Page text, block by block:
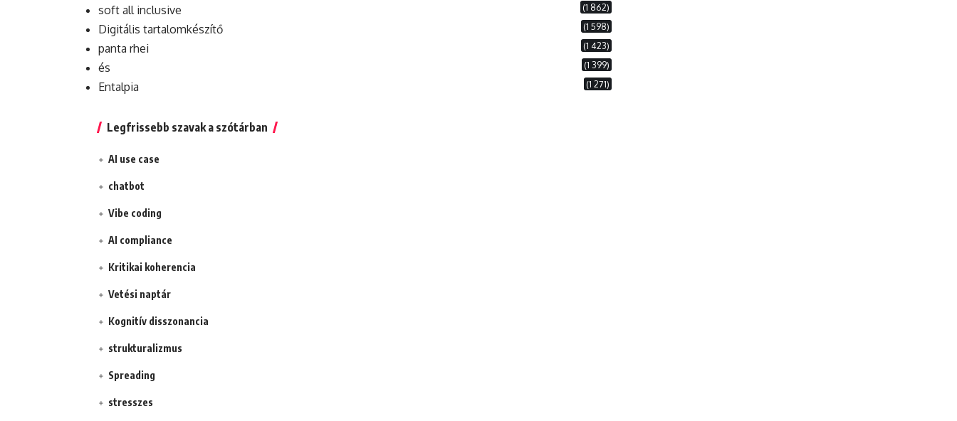
soft all inclusive (1 862)
Digitális tartalomkészítő (1 598)
panta rhei (1 423)
és (1 399)
Entalpia (1 271)
Legfrissebb szavak a szótárban
AI use case
chatbot
Vibe coding
AI compliance
Kritikai koherencia
Vetési naptár
Kognitív disszonancia
strukturalizmus
Spreading
stresszes